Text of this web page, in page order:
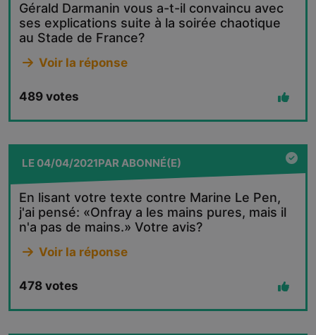
Gérald Darmanin vous a-t-il convaincu avec
ses explications suite à la soirée chaotique
au Stade de France?
Voir la réponse
489 votes
LE04/04/2021PARABONNÉ(E)
En lisant votre texte contre Marine Le Pen,
j'ai pensé: «Onfray a les mains pures, mais il
n'a pas de mains.» Votre avis?
Voir la réponse
478 votes